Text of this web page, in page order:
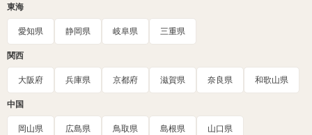
東海
愛知県 静岡県 岐阜県 三重県
関西
大阪府 兵庫県 京都府 滋賀県 奈良県 和歌山県
中国
岡山県 広島県 鳥取県 島根県 山口県